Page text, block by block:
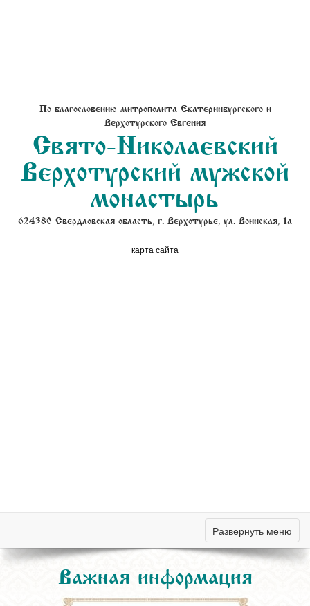
По благословению митрополита Екатеринбургского и
Верхотурского Евгения
Свято-Николаевский
Верхотурский мужской
монастырь
624380 Свердловская область, г. Верхотурье, ул. Воинская, 1а
карта сайта
Развернуть меню
Важная информация